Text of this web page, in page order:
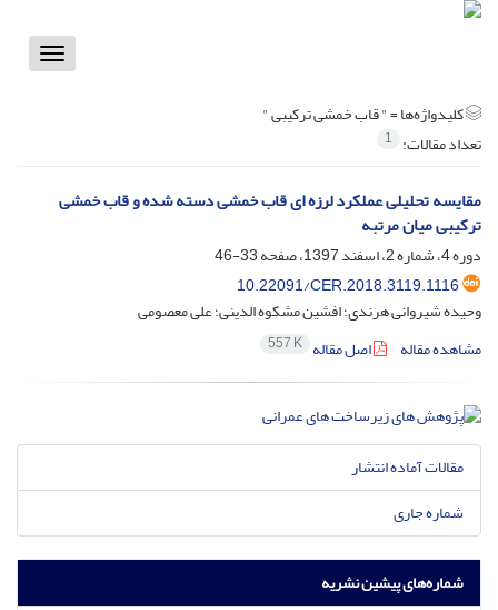
Toggle
کلیدواژه‌ها =" قاب خمشی ترکیبی "
تعداد مقالات: 1
مقایسه تحلیلی عملکرد لرزه ای قاب خمشی دسته شده و قاب خمشی
ترکیبی میان مرتبه
دوره 4، شماره 2، اسفند 1397، صفحه
33-46
10.22091/CER.2018.3119.1116
وحیده شیروانی هرندی؛ افشین مشکوه الدینی؛ علی معصومی
مشاهده مقاله
اصل مقاله 557 K
مقالات آماده انتشار
شماره جاری
شماره‌های پیشین نشریه